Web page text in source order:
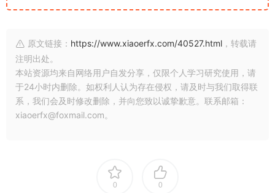
原文链接： https://www.xiaoerfx.com/40527.html ，转载请
注明出处。
本站资源均来自网络用户自发分享，仅限个人学习研究使用，请
于24小时内删除。如权利人认为存在侵权，请及时与我们取得联
系，我们会及时修改删除，并向您致以诚挚歉意。联系邮箱：
xiaoerfx@foxmail.com。
0 0